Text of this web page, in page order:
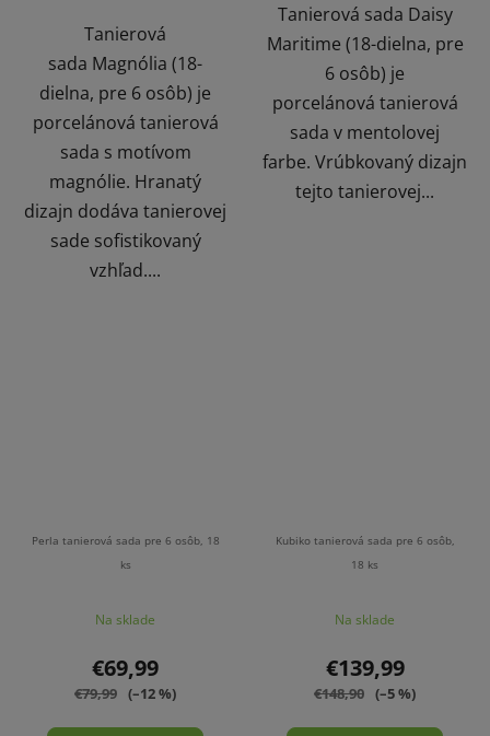
Tanierová
sada Magnólia (18-
dielna, pre 6 osôb) je
porcelánová tanierová
sada s motívom
magnólie. Hranatý
dizajn dodáva tanierovej
sade sofistikovaný
vzhľad....
Tanierová sada Daisy
Maritime (18-dielna, pre
6 osôb) je
porcelánová tanierová
sada v mentolovej
farbe. Vrúbkovaný dizajn
tejto tanierovej...
Perla tanierová sada pre 6 osôb, 18
ks
Na sklade
€69,99
€79,99 (–12 %)
Kubiko tanierová sada pre 6 osôb,
18 ks
Na sklade
€139,99
€148,90 (–5 %)